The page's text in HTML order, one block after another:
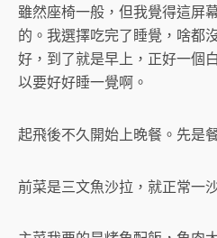
雖然座椅一般，但我覺得這屏
的。我選擇吃完了睡覺，啥都
好，到了就是早上，正好一個
以要好好睡一覺啊。
起飛後不久開始上晚餐。先是
前菜是三文魚沙拉，就正常一